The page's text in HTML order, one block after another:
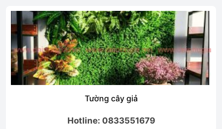
Thi công trang trí tiểu cảnh cây giả yu tín, giá rẻ Đà
Hotline: 0833551679